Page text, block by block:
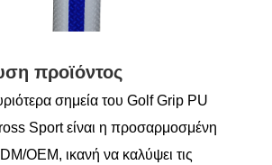
προϊόντος
σημεία του Golf Grip PU
Sport είναι η προσαρμοσμένη
OEM, ικανή να καλύψει τις